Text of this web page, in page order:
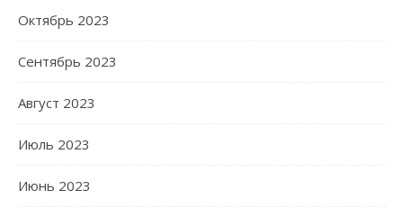
Октябрь 2023
Сентябрь 2023
Август 2023
Июль 2023
Июнь 2023